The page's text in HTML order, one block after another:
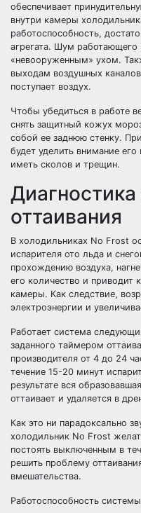
обеспечивает
внутри камеры
работоспособность,
агрегата. Шум работающего
«невооруженным» ухом.
выходам воздушных
поступает воздух.
Чтобы убедиться в работе
снять защитный кожух
собой ее заднюю стенку.
будет уделить внимание
иметь сколов и трещин.
оттаивания
В холодильниках No Frost
испарителя ото льда и
прохождению воздуха,
его количество и приводит
камеры. Как следствие,
электроэнергии и
Работает система
заданного таймером
производителя от 4 до 24
течение 15-20 минут
результате вся
оттаивает и удаляется в
Как это ни парадоксально
холодильник No Frost
постоять выключенным в
решить проблему
вмешательства.
Работоспособность